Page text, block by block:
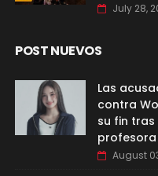
July 28,
POST NUEVOS
Las
contra
su fin
profesora
August